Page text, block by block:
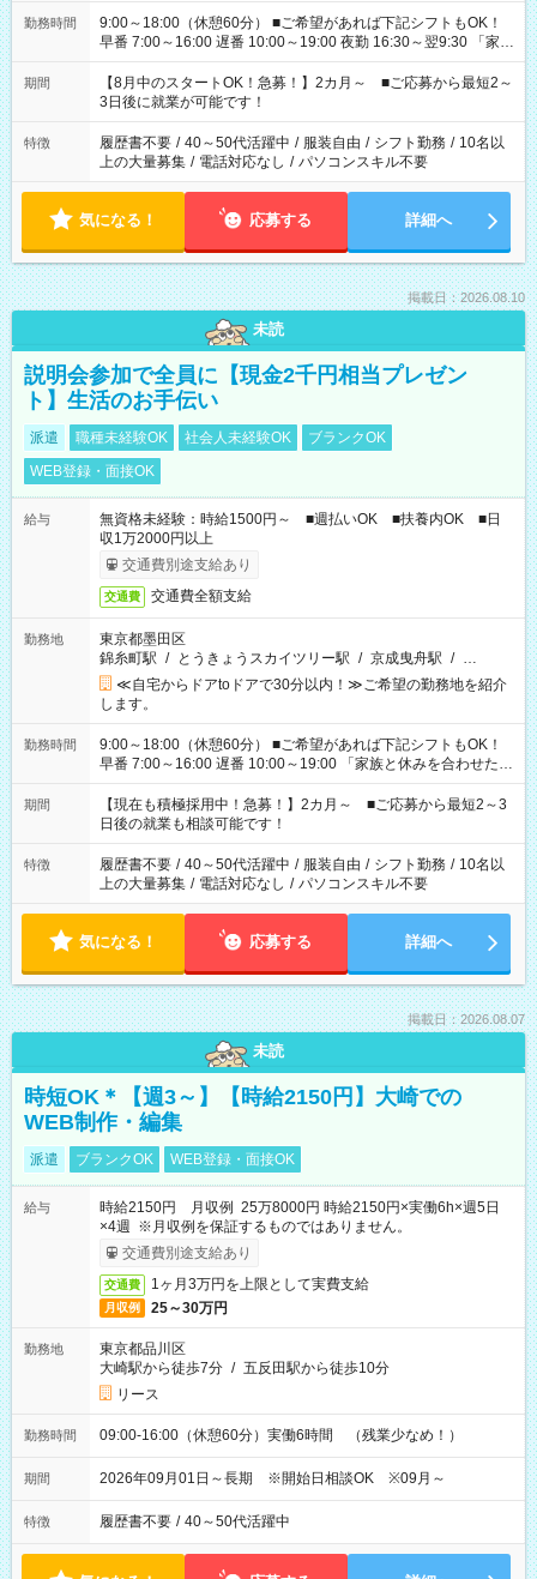
勤務時間
9:00～18:00（休憩60分） ■ご希望があれば下記シフトもOK！
早番 7:00～16:00 遅番 10:00～19:00 夜勤 16:30～翌9:30 「家族
と休みを合わせたい」 「余裕を持って夕飯の準備がしたい」
「できれば残業はしたくない」 など、ご希望を教えてください
ね。 ※Wワーク希望の方へ 今ご覧のお仕事で希望する勤務時間
と、もう1つのお仕事の勤務時間。 合計で週40時間を超える場
合は応募できません。
期間
【8月中のスタートOK！急募！】2カ月～ ■ご応募から最短2～
3日後に就業が可能です！
特徴 履歴書不要 / 40～50代活躍中 / 服装自由 / シフト勤務 / 10名以
上の大量募集 / 電話対応なし / パソコンスキル不要
気になる！ 応募する 詳細へ
掲載日：2026.08.10
未読
説明会参加で全員に【現金2千円相当プレゼン
ト】生活のお手伝い
派遣 職種未経験OK 社会人未経験OK
ブランクOK
WEB登録・面接OK
給与
無資格未経験：時給1500円～ ■週払いOK ■扶養内OK ■日
収1万2000円以上
交通費別途支給あり
交通費 交通費全額支給
勤務地
東京都墨田区
錦糸町駅 / とうきょうスカイツリー駅 / 京成曳舟駅 / …
≪自宅からドアtoドアで30分以内！≫ご希望の勤務地を紹介
します。
勤務時間
9:00～18:00（休憩60分） ■ご希望があれば下記シフトもOK！
早番 7:00～16:00 遅番 10:00～19:00 「家族と休みを合わせた
い」 「余裕を持って夕飯の準備がしたい」 「できれば残業はし
たくない」 など、ご希望を教えてくださいね。 ※Wワーク希望
の方へ 今ご覧のお仕事で希望する勤務時間と、もう1つのお仕事
の勤務時間。 合計で週40時間を超える場合は応募できません。
期間
【現在も積極採用中！急募！】2カ月～ ■ご応募から最短2～3
日後の就業も相談可能です！
特徴 履歴書不要 / 40～50代活躍中 / 服装自由 / シフト勤務 / 10名以
上の大量募集 / 電話対応なし / パソコンスキル不要
気になる！ 応募する 詳細へ
掲載日：2026.08.07
未読
時短OK＊【週3～】【時給2150円】大崎での
WEB制作・編集
派遣 ブランクOK WEB登録・面接OK
給与
時給2150円 月収例 25万8000円 時給2150円×実働6h×週5日
×4週 ※月収例を保証するものではありません。
交通費別途支給あり
交通費 1ヶ月3万円を上限として実費支給
月収例 25～30万円
勤務地
東京都品川区
大崎駅から徒歩7分 / 五反田駅から徒歩10分
リース
勤務時間 09:00-16:00（休憩60分）実働6時間 （残業少なめ！）
期間 2026年09月01日～長期 ※開始日相談OK ※09月～
特徴 履歴書不要 / 40～50代活躍中